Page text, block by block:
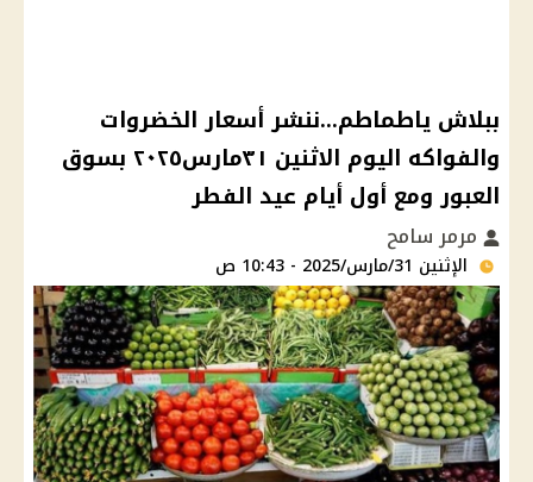
ببلاش ياطماطم...ننشر أسعار الخضروات
والفواكه اليوم الاثنين ٣١مارس٢٠٢٥ بسوق
العبور ومع أول أيام عيد الفطر
مرمر سامح
الإثنين 31/مارس/2025 - 10:43 ص